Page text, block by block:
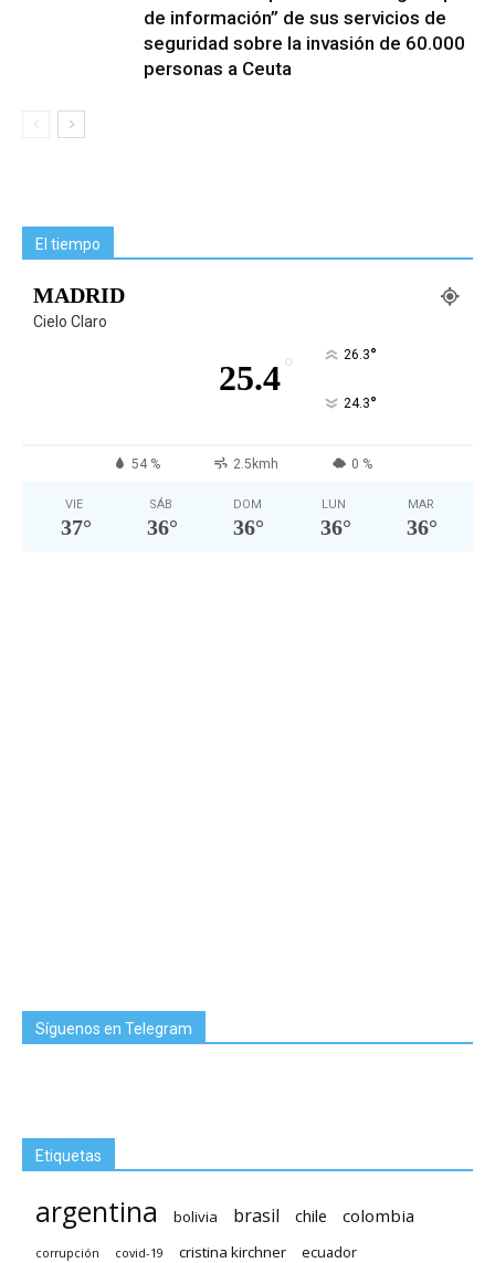
de información” de sus servicios de
seguridad sobre la invasión de 60.000
personas a Ceuta
El tiempo
MADRID
Cielo Claro
25.4° 26.3°
24.3°
54 % 2.5kmh 0 %
VIE
37°
SÁB
36°
DOM
36°
LUN
36°
MAR
36°
Síguenos en Telegram
Etiquetas
argentina bolivia brasil chile colombia
corrupción covid-19 cristina kirchner ecuador